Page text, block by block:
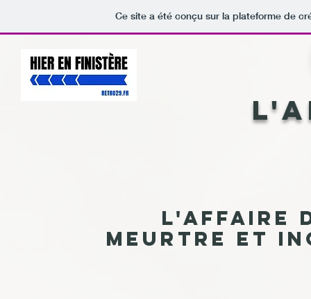
Ce site a été conçu sur la plateforme de
L'affaire
Meurtre et